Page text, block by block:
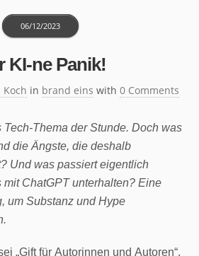
KI-ne Panik!
06/12/2023
in brand eins with 0 Comments
Tech-Thema der Stunde. Doch was
die Ängste, die deshalb
Und was passiert eigentlich
mit ChatGPT unterhalten? Eine
um Substanz und Hype
„Gift für Autorinnen und Autoren“,